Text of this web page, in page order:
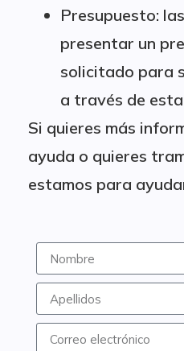
Presupuesto:
presentar un
solicitado para
a través de
Si quieres más
ayuda o quieres
estamos para